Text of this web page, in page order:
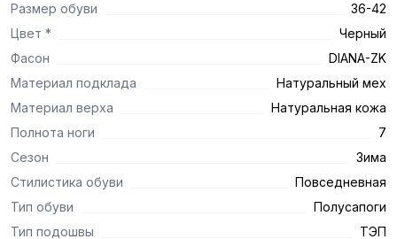
Размер обуви
36-42
Цвет *
Черный
Фасон
DIANA-ZK
Материал подклада
Натуральный мех
Материал верха
Натуральная кожа
Полнота ноги
7
Сезон
Зима
Стилистика обуви
Повседневная
Тип обуви
Полусапоги
Тип подошвы
ТЭП